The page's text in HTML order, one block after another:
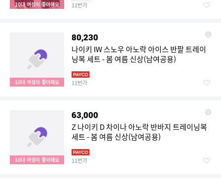
10대 여성이 좋아해요 11번가
10대 여성이 좋아해요
80,230
나이키 IW 스노우 아노락 아이스 반팔 트레이
닝복 세트 - 봄 여름 신상(남여공용)
11번가
10대 여성이 좋아해요
63,000
Z 나이키 D 차이나 아노락 반바지 트레이닝복
세트 - 봄 여름 신상(남여공용)
11번가